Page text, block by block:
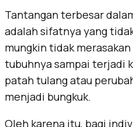
Tantangan terbesar
adalah sifatnya yang
mungkin tidak
tubuhnya sampai terjadi
patah tulang atau
menjadi bungkuk.
Oleh karena itu, bagi